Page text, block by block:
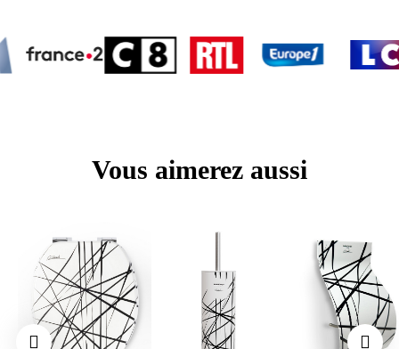
commande sous 2 à 5 jours en fonction du mode de livraison sélectionné.
payer votre commande par virement bancaire ou chèque en contactant le service
client.
VOUS N’AVEZ PAS TROUVÉ LA RÉPONSE À VOTRE QUESTION ?
Vous aimerez aussi